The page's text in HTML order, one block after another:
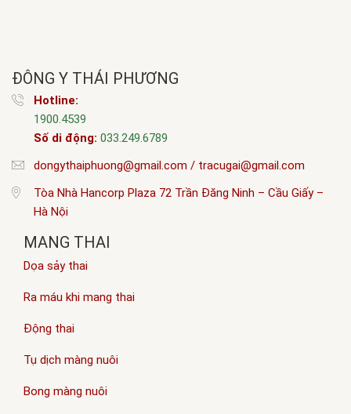
ĐÔNG Y THÁI PHƯƠNG
Hotline:
1900.4539
Số di động: 033.249.6789
dongythaiphuong@gmail.com / tracugai@gmail.com
Tòa Nhà Hancorp Plaza 72 Trần Đăng Ninh – Cầu Giấy –
Hà Nội
MANG THAI
Dọa sảy thai
Ra máu khi mang thai
Động thai
Tụ dịch màng nuôi
Bong màng nuôi